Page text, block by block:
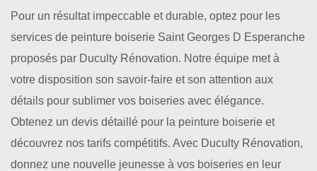
Pour un résultat impeccable et durable, optez pour les
services de peinture boiserie Saint Georges D Esperanche
proposés par Duculty Rénovation. Notre équipe met à
votre disposition son savoir-faire et son attention aux
détails pour sublimer vos boiseries avec élégance.
Obtenez un devis détaillé pour la peinture boiserie et
découvrez nos tarifs compétitifs. Avec Duculty Rénovation,
donnez une nouvelle jeunesse à vos boiseries en leur